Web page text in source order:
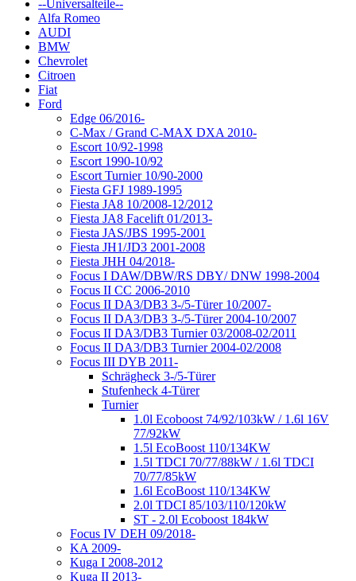
--Universalteile--
Alfa Romeo
AUDI
BMW
Chevrolet
Citroen
Fiat
Ford
Edge 06/2016-
C-Max / Grand C-MAX DXA 2010-
Escort 10/92-1998
Escort 1990-10/92
Escort Turnier 10/90-2000
Fiesta GFJ 1989-1995
Fiesta JA8 10/2008-12/2012
Fiesta JA8 Facelift 01/2013-
Fiesta JAS/JBS 1995-2001
Fiesta JH1/JD3 2001-2008
Fiesta JHH 04/2018-
Focus I DAW/DBW/RS DBY/ DNW 1998-2004
Focus II CC 2006-2010
Focus II DA3/DB3 3-/5-Türer 10/2007-
Focus II DA3/DB3 3-/5-Türer 2004-10/2007
Focus II DA3/DB3 Turnier 03/2008-02/2011
Focus II DA3/DB3 Turnier 2004-02/2008
Focus III DYB 2011-
Schrägheck 3-/5-Türer
Stufenheck 4-Türer
Turnier
1.0l Ecoboost 74/92/103kW / 1.6l 16V
77/92kW
1.5l EcoBoost 110/134KW
1.5l TDCI 70/77/88kW / 1.6l TDCI
70/77/85kW
1.6l EcoBoost 110/134KW
2.0l TDCI 85/103/110/120kW
ST - 2.0l Ecoboost 184kW
Focus IV DEH 09/2018-
KA 2009-
Kuga I 2008-2012
Kuga II 2013-